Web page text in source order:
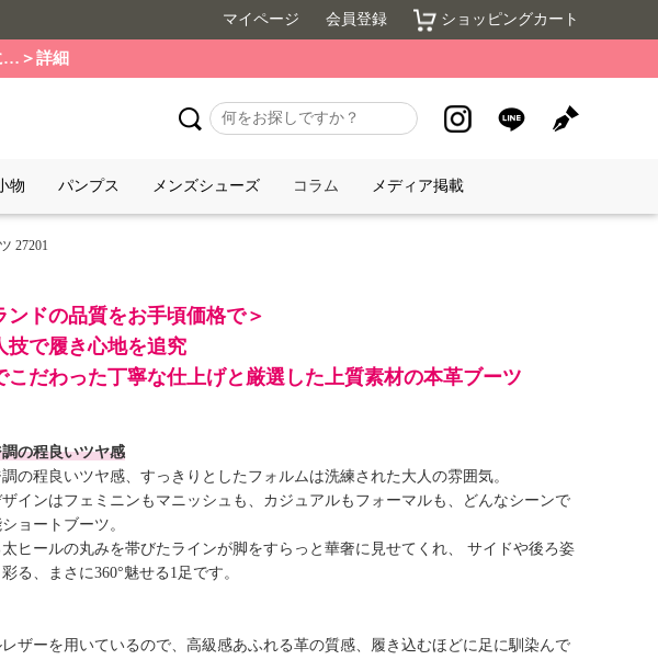
マイページ 会員登録 ショッピングカート
…＞詳細
物 パンプス メンズシューズ コラム メディア掲載
27201
ンドの品質をお手頃価格で＞
技で履き心地を追究
こだわった丁寧な仕上げと厳選した上質素材の本革ブーツ
の程良いツヤ感
の程良いツヤ感、すっきりとしたフォルムは洗練された大人の雰囲気。
インはフェミニンもマニッシュも、カジュアルもフォーマルも、どんなシーンで
ョートブーツ。
ヒールの丸みを帯びたラインが脚をすらっと華奢に見せてくれ、 サイドや後ろ姿
る、まさに360°魅せる1足です。
ザーを用いているので、高級感あふれる革の質感、履き込むほどに足に馴染んで